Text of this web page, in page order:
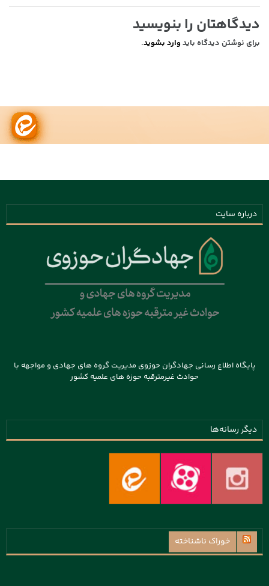
دیدگاهتان را بنویسید
برای نوشتن دیدگاه باید وارد بشوید.
درباره سایت
پایگاه اطلاع رسانی جهادگران حوزوی مدیریت گروه های جهادی و مواجهه با
حوادث غیرمترقبه حوزه های علمیه کشور
دیگر رسانه‌ها
خوراک ناشناخته